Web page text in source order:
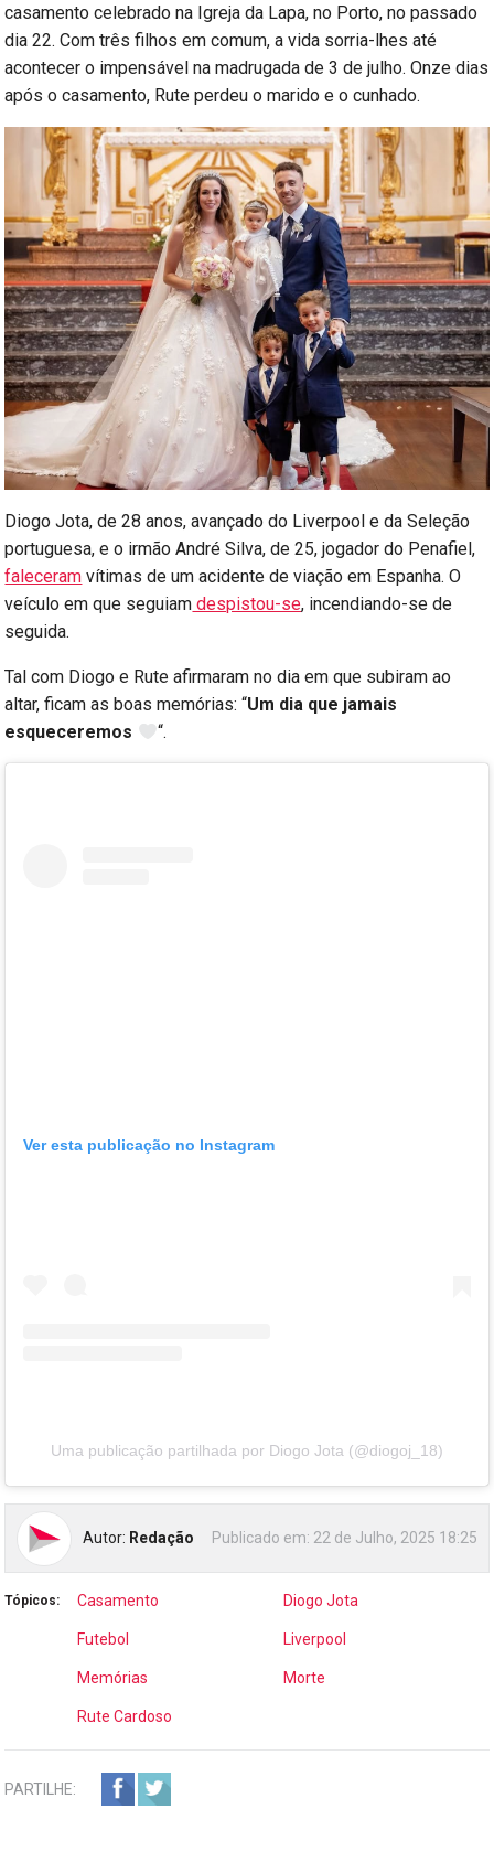
casamento celebrado na Igreja da Lapa, no Porto, no passado
dia 22. Com três filhos em comum, a vida sorria-lhes até
acontecer o impensável na madrugada de 3 de julho. Onze dias
após o casamento, Rute perdeu o marido e o cunhado.
Diogo Jota, de 28 anos, avançado do Liverpool e da Seleção
portuguesa, e o irmão André Silva, de 25, jogador do Penafiel,
faleceram vítimas de um acidente de viação em Espanha. O
veículo em que seguiam despistou-se, incendiando-se de
seguida.
Tal com Diogo e Rute afirmaram no dia em que subiram ao
altar, ficam as boas memórias: “Um dia que jamais
esqueceremos
“.
Ver esta publicação no Instagram
Uma publicação partilhada por Diogo Jota (@diogoj_18)
Autor: Redação Publicado em: 22 de Julho, 2025 18:25
Tópicos: Casamento Diogo Jota
Futebol Liverpool
Memórias Morte
Rute Cardoso
PARTILHE: